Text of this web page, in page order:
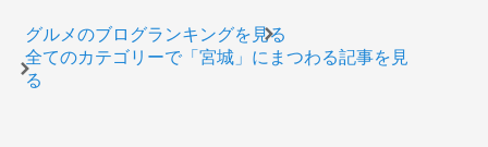
グルメのブログランキングを見る
全てのカテゴリーで「宮城」にまつわる記事を見
る